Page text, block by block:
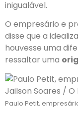
inigualável.
O empresário e
disse que a
houvesse uma
ressaltar uma
Jailson Soares / O
Paulo Petit,